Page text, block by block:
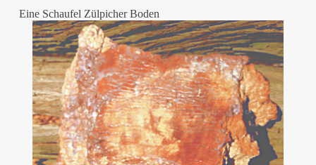
Eine Schaufel Zülpicher Boden